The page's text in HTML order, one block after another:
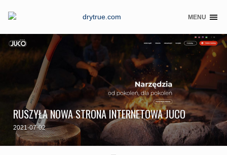
Skip
to
content
MENU
RUSZYŁA NOWA STRONA INTERNETOWA JUCO
2021-07-02